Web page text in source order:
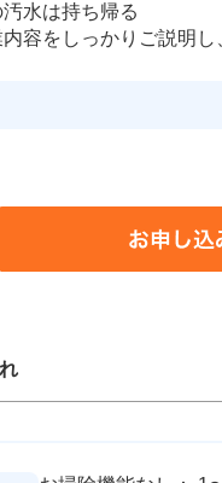
汚水は持ち帰る
内容をしっかりご説明